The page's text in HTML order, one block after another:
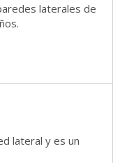
laterales de
lateral y es un